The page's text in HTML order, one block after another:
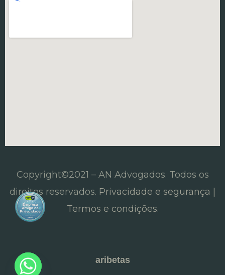
Copyright©2021 – AN Advogados. Todos os
direitos reservados. Privacidade e segurança |
Termos e condições.
aribetas